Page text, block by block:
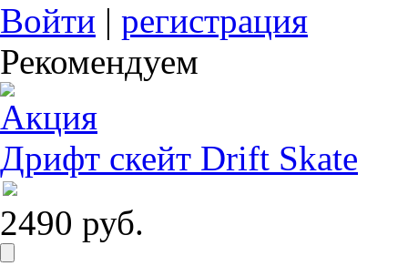
Войти | регистрация
Рекомендуем
Дрифт скейт Drift Skate
2490 руб.